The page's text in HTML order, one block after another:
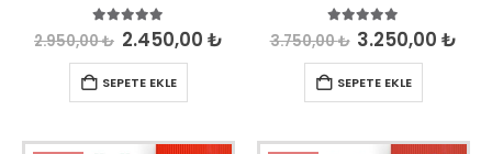
5.00out of 5
2.950,00₺ 2.450,00 ₺
SEPETE EKLE
5.00out of 5
3.750,00₺ 3.250,00₺
SEPETE EKLE